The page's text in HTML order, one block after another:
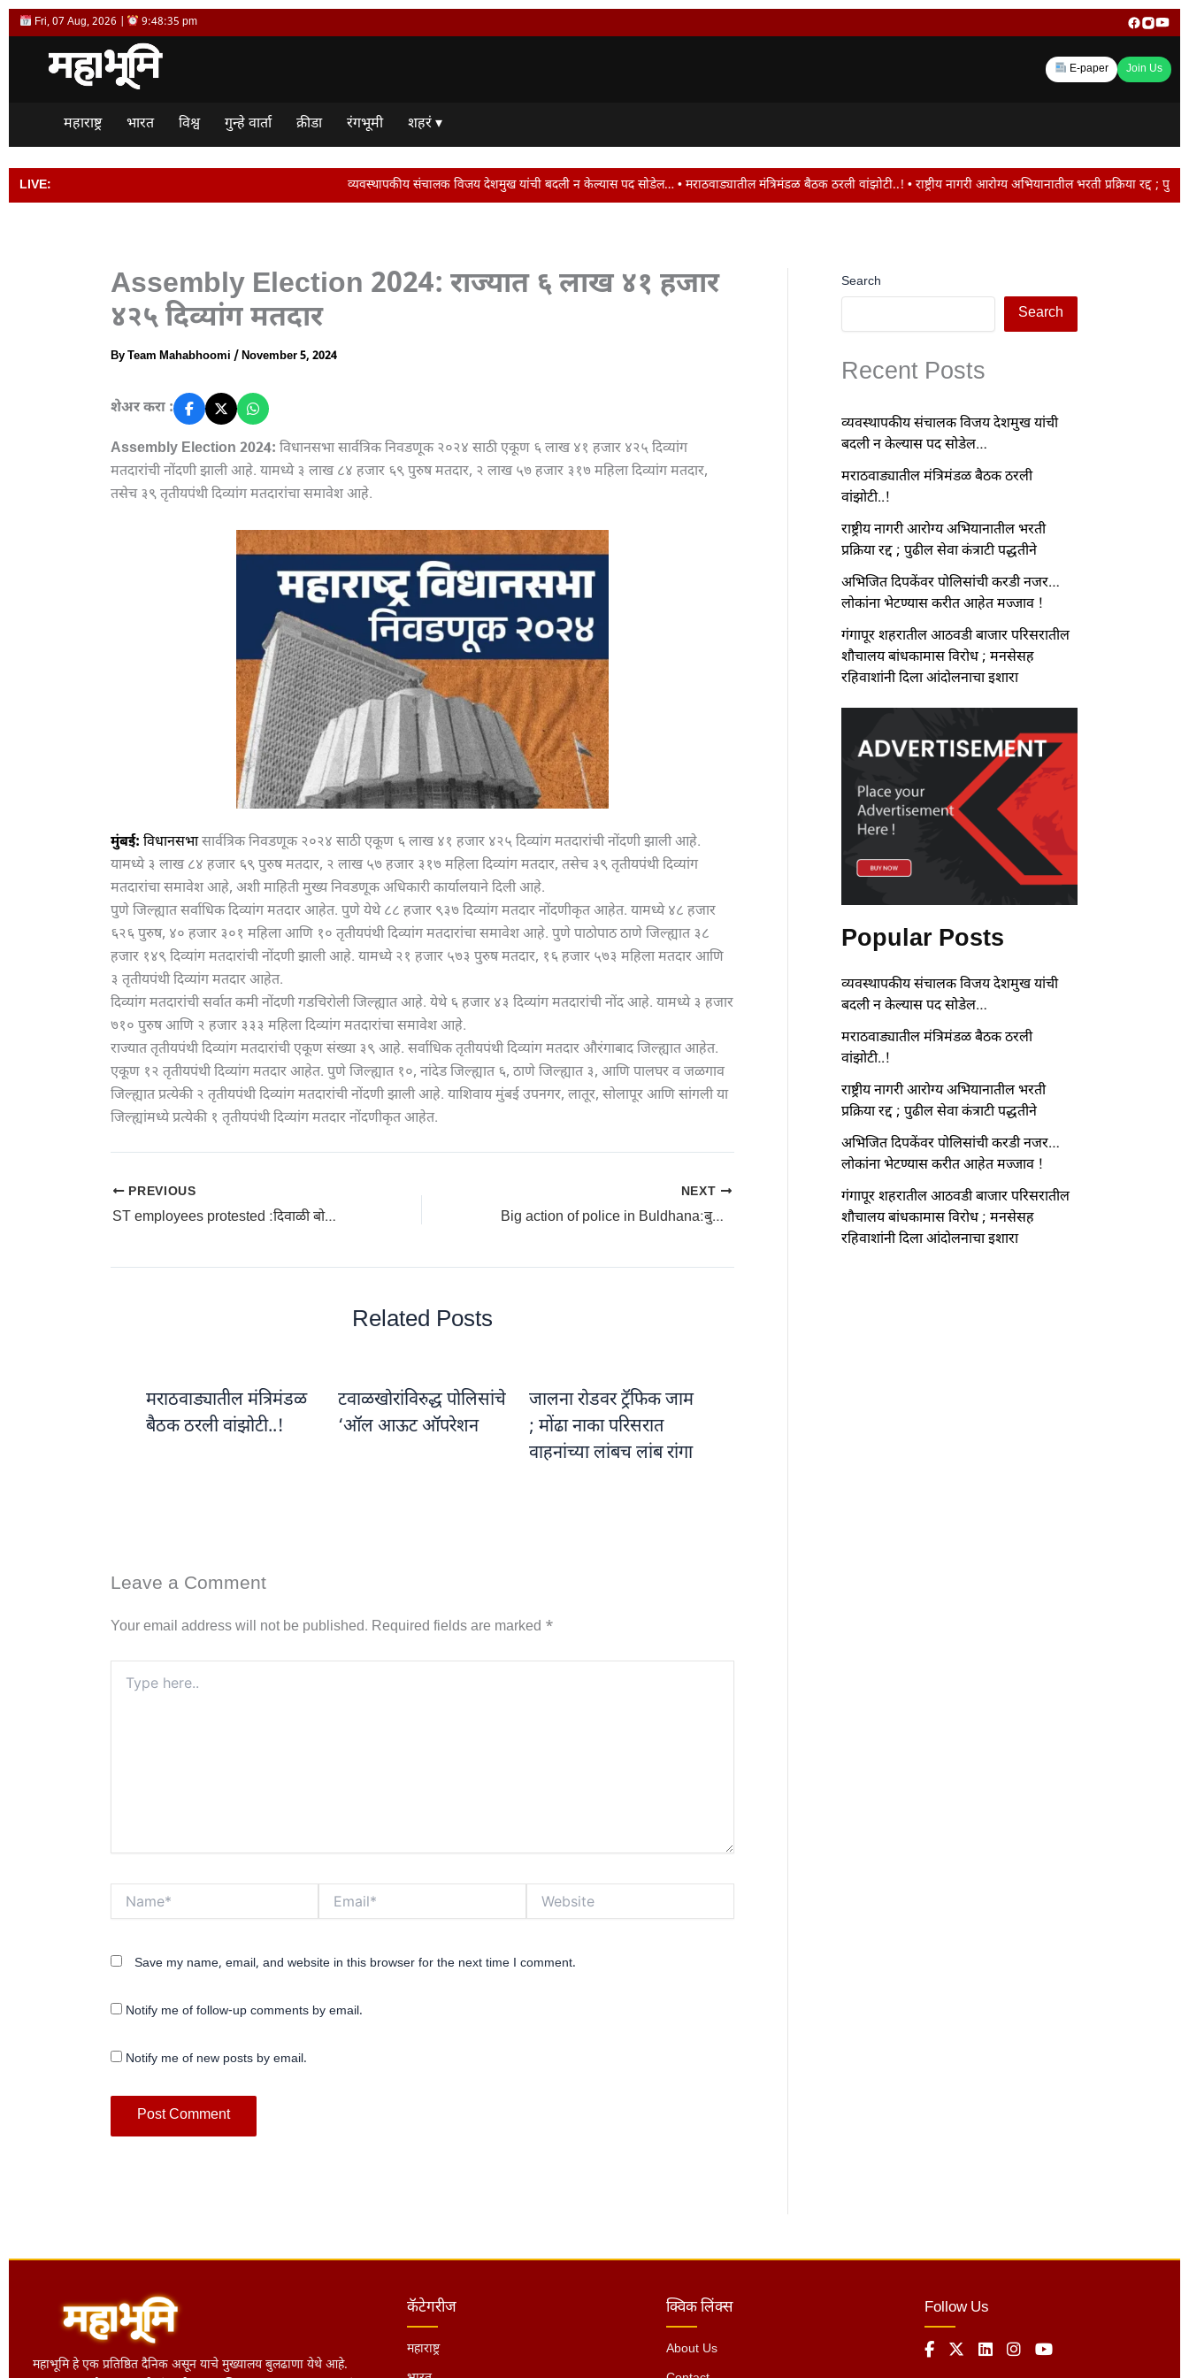
Skip
to
Fri, 07 Aug, 2026 | 9:48:35 pm
E-paper Join Us
महाराष्ट्र भारत विश्व गुन्हे वार्ता क्रीडा रंगभूमी शहरं ▾
LIVE: व्यवस्थापकीय संचालक विजय देशमुख यांची बदली न केल्यास पद सोडेल… • मराठवाड्यातील मंत्रिमंडळ बैठक ठरली वांझोटी..! • राष्ट्रीय नागरी आरोग्य अभियानातील भरती प्रक्रिया रद्द ; पुढील सेवा
Assembly Election 2024: राज्यात ६ लाख ४१ हजार
४२५ दिव्यांग मतदार
ByTeam Mahabhoomi /November 5, 2024
शेअर करा :
Assembly Election 2024: विधानसभा सार्वत्रिक निवडणूक २०२४ साठी एकूण ६ लाख ४१ हजार ४२५ दिव्यांग
मतदारांची नोंदणी झाली आहे. यामध्ये ३ लाख ८४ हजार ६९ पुरुष मतदार, २ लाख ५७ हजार ३१७ महिला दिव्यांग मतदार,
तसेच ३९ तृतीयपंथी दिव्यांग मतदारांचा समावेश आहे.
मुंबई: विधानसभासार्वत्रिक निवडणूक २०२४ साठी एकूण ६ लाख ४१ हजार ४२५ दिव्यांग मतदारांची नोंदणी झाली आहे.
यामध्ये ३ लाख ८४ हजार ६९ पुरुष मतदार, २ लाख ५७ हजार ३१७ महिला दिव्यांग मतदार, तसेच ३९ तृतीयपंथी दिव्यांग
मतदारांचा समावेश आहे, अशी माहिती मुख्य निवडणूक अधिकारी कार्यालयाने दिली आहे.
पुणे जिल्ह्यात सर्वाधिक दिव्यांग मतदार आहेत. पुणे येथे ८८ हजार ९३७ दिव्यांग मतदार नोंदणीकृत आहेत. यामध्ये ४८ हजार
६२६ पुरुष, ४० हजार ३०१ महिला आणि १० तृतीयपंथी दिव्यांग मतदारांचा समावेश आहे. पुणे पाठोपाठ ठाणे जिल्ह्यात ३८
हजार १४९ दिव्यांग मतदारांची नोंदणी झाली आहे. यामध्ये २१ हजार ५७३ पुरुष मतदार, १६ हजार ५७३ महिला मतदार आणि
३ तृतीयपंथी दिव्यांग मतदार आहेत.
दिव्यांग मतदारांची सर्वात कमी नोंदणी गडचिरोली जिल्ह्यात आहे. येथे ६ हजार ४३ दिव्यांग मतदारांची नोंद आहे. यामध्ये ३ हजार
७१० पुरुष आणि २ हजार ३३३ महिला दिव्यांग मतदारांचा समावेश आहे.
राज्यात तृतीयपंथी दिव्यांग मतदारांची एकूण संख्या ३९ आहे. सर्वाधिक तृतीयपंथी दिव्यांग मतदार औरंगाबाद जिल्ह्यात आहेत.
एकूण १२ तृतीयपंथी दिव्यांग मतदार आहेत. पुणे जिल्ह्यात १०, नांदेड जिल्ह्यात ६, ठाणे जिल्ह्यात ३, आणि पालघर व जळगाव
जिल्ह्यात प्रत्येकी २ तृतीयपंथी दिव्यांग मतदारांची नोंदणी झाली आहे. याशिवाय मुंबई उपनगर, लातूर, सोलापूर आणि सांगली या
जिल्ह्यांमध्ये प्रत्येकी १ तृतीयपंथी दिव्यांग मतदार नोंदणीकृत आहेत.
PREVIOUS
ST employees protested :दिवाळी बोनस न मिळाल्यामुळे एसटी कर्मचाऱ्यांचे चटणी भाकर खाऊन केले आंदोलन
NEXT
Big action of police in Buldhana:बुलढाण्यात पोलिसांची मोठी कारवाई : एक कोटी तीस लाखांचे प्रतिबंधात्मक मुद्देमाल हस्तगत !
Related Posts
मराठवाड्यातील मंत्रिमंडळ
बैठक ठरली वांझोटी..!
टवाळखोरांविरुद्ध पोलिसांचे
‘ऑल आऊट ऑपरेशन
जालना रोडवर ट्रॅफिक जाम
; मोंढा नाका परिसरात
वाहनांच्या लांबच लांब रांगा
Leave a Comment
Your email address will not be published. Required fields are marked *
here..
Save my name, email, and website in this browser for the next time I comment.
Notify me of follow-up comments by email.
Notify me of new posts by email.
Search
Search
Recent Posts
व्यवस्थापकीय संचालक विजय देशमुख यांची
बदली न केल्यास पद सोडेल…
मराठवाड्यातील मंत्रिमंडळ बैठक ठरली
वांझोटी..!
राष्ट्रीय नागरी आरोग्य अभियानातील भरती
प्रक्रिया रद्द ; पुढील सेवा कंत्राटी पद्धतीने
अभिजित दिपकेंवर पोलिसांची करडी नजर…
लोकांना भेटण्यास करीत आहेत मज्जाव !
गंगापूर शहरातील आठवडी बाजार परिसरातील
शौचालय बांधकामास विरोध ; मनसेसह
रहिवाशांनी दिला आंदोलनाचा इशारा
Popular Posts
व्यवस्थापकीय संचालक विजय देशमुख यांची
बदली न केल्यास पद सोडेल…
मराठवाड्यातील मंत्रिमंडळ बैठक ठरली
वांझोटी..!
राष्ट्रीय नागरी आरोग्य अभियानातील भरती
प्रक्रिया रद्द ; पुढील सेवा कंत्राटी पद्धतीने
अभिजित दिपकेंवर पोलिसांची करडी नजर…
लोकांना भेटण्यास करीत आहेत मज्जाव !
गंगापूर शहरातील आठवडी बाजार परिसरातील
शौचालय बांधकामास विरोध ; मनसेसह
रहिवाशांनी दिला आंदोलनाचा इशारा
महाभूमि हे एक प्रतिष्ठित दैनिक असून याचे मुख्यालय बुलढाणा येथे आहे.
कॅटेगरीज
महाराष्ट्र
क्विक लिंक्स
About Us
Follow Us